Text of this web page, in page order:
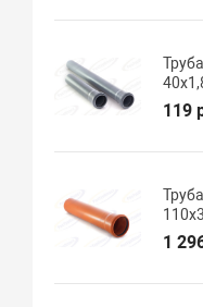
119
1